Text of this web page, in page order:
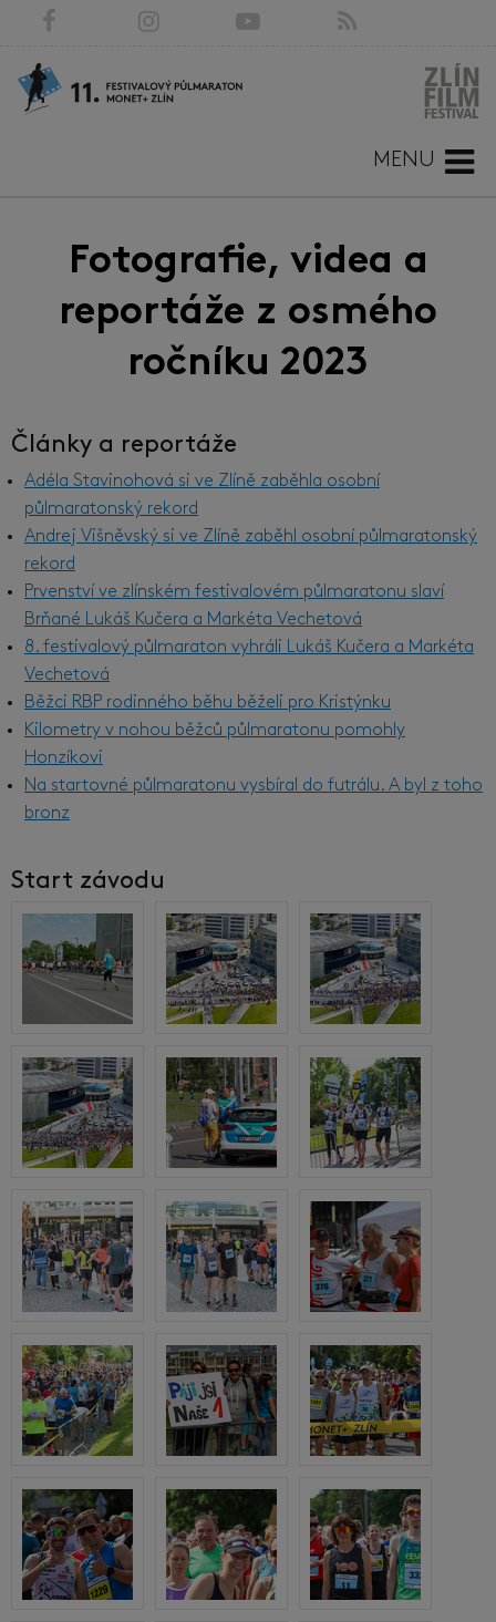
MENU
Fotografie, videa a
reportáže z osmého
ročníku 2023
Články a reportáže
Adéla Stavinohová si ve Zlíně zaběhla osobní
půlmaratonský rekord
Andrej Višněvský si ve Zlíně zaběhl osobní půlmaratonský
rekord
Prvenství ve zlínském festivalovém půlmaratonu slaví
Brňané Lukáš Kučera a Markéta Vechetová
8. festivalový půlmaraton vyhráli Lukáš Kučera a Markéta
Vechetová
Běžci RBP rodinného běhu běželi pro Kristýnku
Kilometry v nohou běžců půlmaratonu pomohly
Honzíkovi
Na startovné půlmaratonu vysbíral do futrálu. A byl z toho
bronz
Start závodu